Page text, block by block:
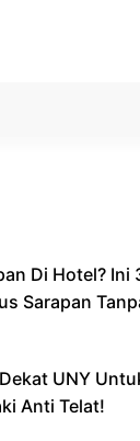
Di Hotel? Ini
Sarapan
UNY
Anti Telat!